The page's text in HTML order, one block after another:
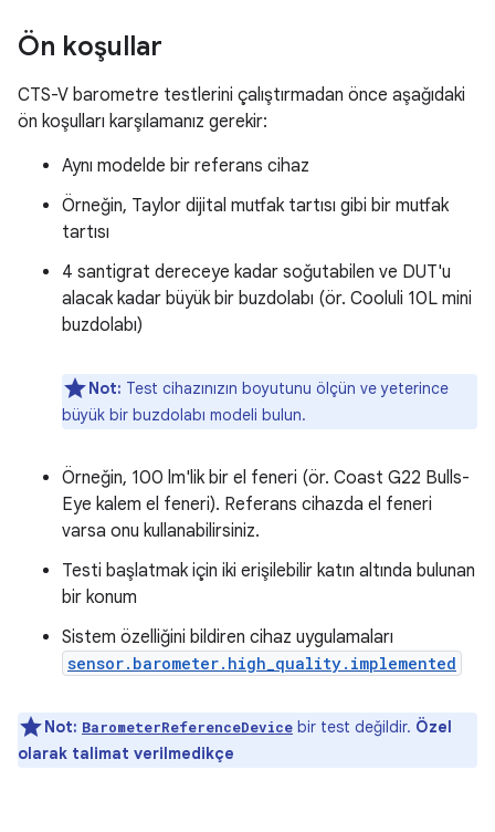
Ön koşullar
CTS-V barometre testlerini çalıştırmadan önce aşağıdaki
ön koşulları karşılamanız gerekir:
Aynı modelde bir referans cihaz
Örneğin, Taylor dijital mutfak tartısı gibi bir mutfak
tartısı
4 santigrat dereceye kadar soğutabilen ve DUT'u
alacak kadar büyük bir buzdolabı (ör. Cooluli 10L mini
buzdolabı)
Not: Test cihazınızın boyutunu ölçün ve yeterince
büyük bir buzdolabı modeli bulun.
Örneğin, 100 lm'lik bir el feneri (ör. Coast G22 Bulls-
Eye kalem el feneri). Referans cihazda el feneri
varsa onu kullanabilirsiniz.
Testi başlatmak için iki erişilebilir katın altında bulunan
bir konum
Sistem özelliğini bildiren cihaz uygulamaları
sensor.barometer.high_quality.implemented
Not: BarometerReferenceDevice bir test değildir. Özel
olarak talimat verilmedikçe